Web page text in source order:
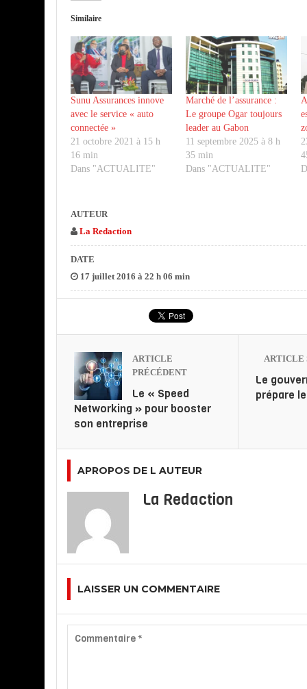
Similaire
Sunu Assurances innove
avec le service « auto
connectée »
21 octobre 2021 à 15 h
16 min
Dans "ACTUALITE"
Marché de l’assurance :
Le groupe Ogar toujours
leader au Gabon
11 septembre 2025 à 8 h
35 min
Dans "ACTUALITE"
AUTEUR
La Redaction
DATE
17 juillet 2016 à 22 h 06 min
ARTICLE
PRÉCÉDENT
Le « Speed
Networking » pour booster
son entreprise
ARTICLE
Le
prépare
APROPOS DE L AUTEUR
La Redaction
LAISSER UN COMMENTAIRE